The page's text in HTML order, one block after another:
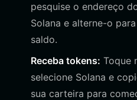
pesquise o endereço
Solana e alterne-o
saldo.
Receba tokens: Toque
selecione Solana e
sua carteira para